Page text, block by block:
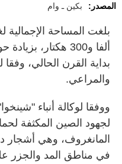
المصدر: بكين ـ وام
بداية القرن الحالي، وفقا
والمراعي.
ووفقا لوكالة أنباء
لجهود الصين المكثفة
المانغروف، وهي أشجار
في مناطق المد والجزر